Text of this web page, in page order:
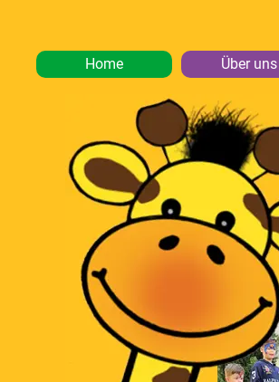
Home Über uns